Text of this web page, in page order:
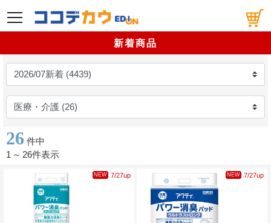
メニュー
新着商品
26 件中
1 ～ 26件表示
NEW 7/27up NEW 7/27up